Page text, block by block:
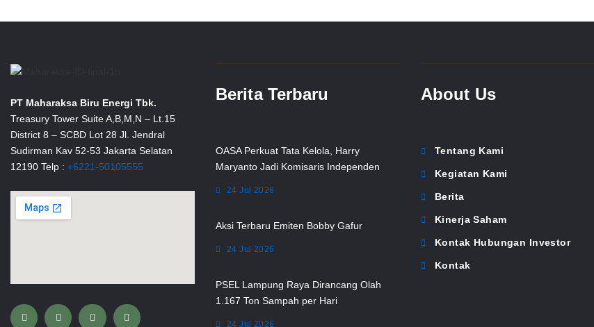
PT Maharaksa Biru Energi Tbk.
Treasury Tower Suite A,B,M,N – Lt.15
District 8 – SCBD Lot 28 Jl. Jendral
Sudirman Kav 52-53 Jakarta Selatan
12190 Telp : +6221-50105555
F
a
G
o
T
w
n
Berita Terbaru
OASA Perkuat Tata Kelola, Harry
Maryanto Jadi Komisaris Independen
24 Jul 2026
Aksi Terbaru Emiten Bobby Gafur
24 Jul 2026
PSEL Lampung Raya Dirancang Olah
1.167 Ton Sampah per Hari
24 Jul 2026
About Us
Tentang Kami
Kegiatan Kami
Berita
Kinerja Saham
Kontak Hubungan Investor
Kontak